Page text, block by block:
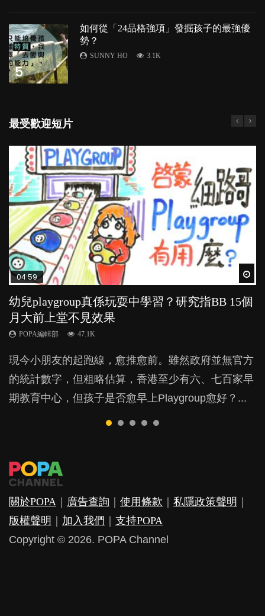
5
如何從「24品格強項」發掘孩子的最強優
勢？
SUNNY HO 3.1K
最受歡迎短片
04:59
幼兒playgroup真係玩耍中學習？研究指BB 15個
月大前上堂不見效果
POPA編輯部 47.1K
現今小朋友的起跑線，愈推愈前。雖然政府並無官方
的統計數字，但粗略估算，香港至少有六、七百家早
期教育中心，但孩子是否愈早上Playgroup愈好？...
03:39
幼稚園遊戲課 如何刺激幼兒自發學習取代獎勵
與懲罰？
POPA編輯部 33.1K
由美國學者所創的 tools of the mind 課程，學生以遊
戲方式學習，學術能力和自制能力亦明顯比其他小朋
友優勝，到底這課程有何特別之處？...
03:02
老公患產後憂鬱症對BB的影響
POPA編輯部 15.9K
鬱，影響日常生活，嚴重的甚至會有自殺，或傷害小
朋友的念頭。但為何爸爸患上產後抑鬱往往難以察
覺？...
04:06
全職好？在職好？｜全職媽媽與在職媽媽的壓
力與價值
POPA編輯部 25.8K
許多媽媽心底可能都有一刻掙扎過：究竟全職好，還
是在職好。雖說每個家庭都有自己的獨特狀況和考慮
因素，但原來全職和在職媽媽所養育的子女其實都各
04:18
凡事以BB為中心，就係好爸媽？｜別忽視父母
的身心虛耗
POPA編輯部 31.5K
父母日夜無間、身心俱疲地照顧BB，如何做到正向
教養？部份父母更會為了小朋友放棄自己的嗜好、減
少出席朋友聚會等等，你以為會換來美好的親子關
係，有助小朋友成長，但原來父母身心虛耗對孩子的
關於POPA 廣告查詢 使用條款 私隱政策聲明
版權聲明
加入我們
支持POPA
Copyright © 2026. POPA Channel